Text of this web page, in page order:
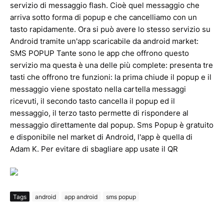
servizio di messaggio flash. Cioè quel messaggio che
arriva sotto forma di popup e che cancelliamo con un
tasto rapidamente. Ora si può avere lo stesso servizio su
Android tramite un'app scaricabile da android market:
SMS POPUP Tante sono le app che offrono questo
servizio ma questa è una delle più complete: presenta tre
tasti che offrono tre funzioni: la prima chiude il popup e il
messaggio viene spostato nella cartella messaggi
ricevuti, il secondo tasto cancella il popup ed il
messaggio, il terzo tasto permette di rispondere al
messaggio direttamente dal popup. Sms Popup è gratuito
e disponibile nel market di Android, l'app è quella di
Adam K. Per evitare di sbagliare app usate il QR
Tags android app android sms popup